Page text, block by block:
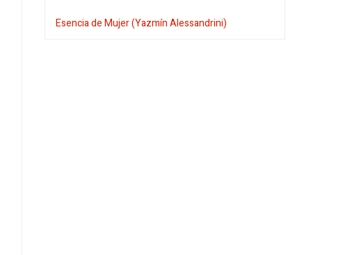
Esencia de Mujer (Yazmín Alessandrini)